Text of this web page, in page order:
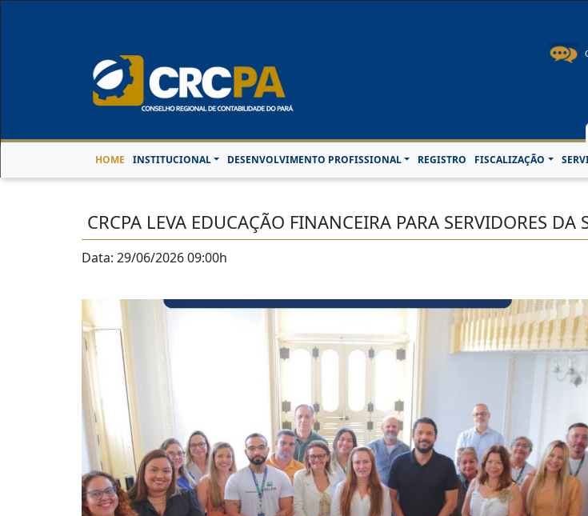
HOME INSTITUCIONAL DESENVOLVIMENTO PROFISSIONAL REGISTRO FISCALIZAÇÃO
CRCPA LEVA EDUCAÇÃO FINANCEIRA PARA SERVIDORES
Data: 29/06/2026 09:00h